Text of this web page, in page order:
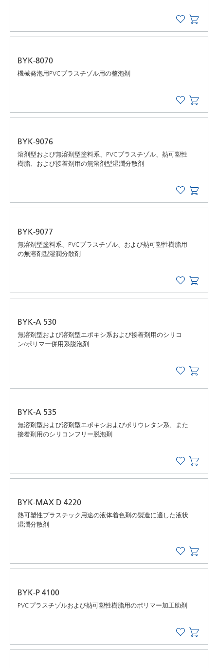
BYK-8070
機械発泡用PVCプラスチゾル用の整泡剤
BYK-9076
溶剤型および無溶剤型塗料系、PVCプラスチゾル、熱可塑性
樹脂、および接着剤用の無溶剤型湿潤分散剤
BYK-9077
無溶剤型塗料系、PVCプラスチゾル、および熱可塑性樹脂用
の無溶剤型湿潤分散剤
BYK-A 530
無溶剤型および溶剤型エポキシ系および接着剤用のシリコ
ン/ポリマー併用系脱泡剤
BYK-A 535
無溶剤型および溶剤型エポキシおよびポリウレタン系、また
接着剤用のシリコンフリー脱泡剤
BYK-MAX D 4220
熱可塑性プラスチック用途の液体着色剤の製造に適した液状
湿潤分散剤
BYK-P 4100
PVCプラスチゾルおよび熱可塑性樹脂用のポリマー加工助剤